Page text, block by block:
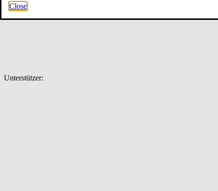
Close
Unterstützer: